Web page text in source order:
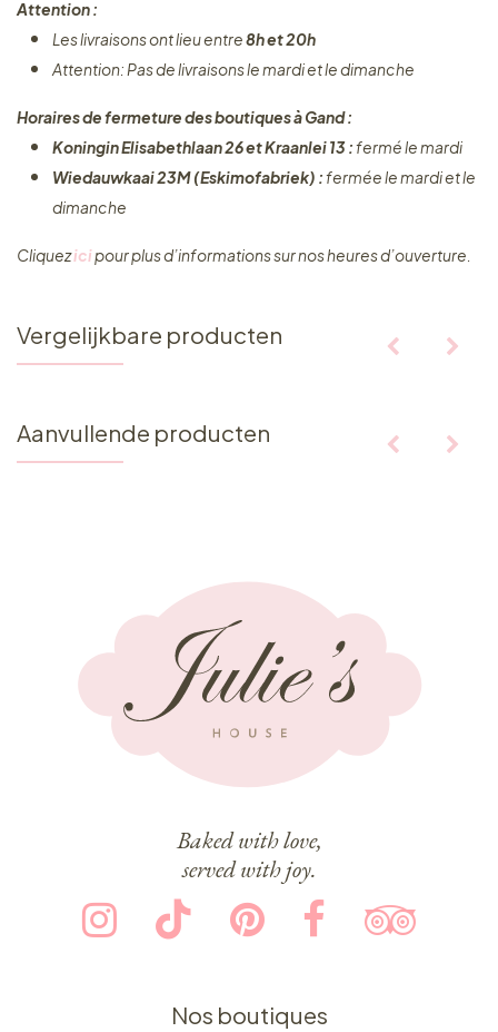
Attention :
Les livraisons ont lieu entre8h et 20h
Attention: Pas de livraisons le mardi et le dimanche
Horaires de fermeture des boutiques à Gand :
Koningin Elisabethlaan 26 et Kraanlei 13 :fermé le mardi
Wiedauwkaai 23M (Eskimofabriek) :fermée le mardi et le
dimanche
Cliquez ​icipour plus d’informations sur nos heures d’ouverture.
Vergelijkbare producten
Aanvullende producten
Baked with love,
served with joy.
Nos boutiques